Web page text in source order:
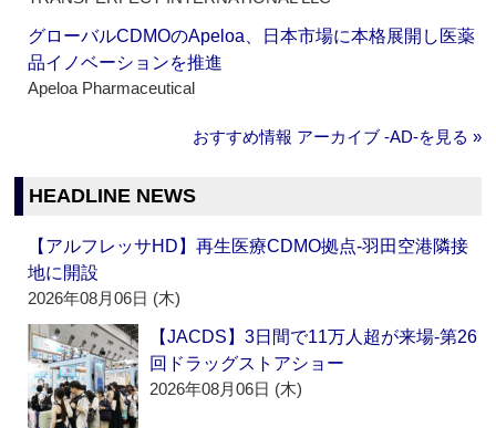
グローバルCDMOのApeloa、日本市場に本格展開し医薬
品イノベーションを推進
Apeloa Pharmaceutical
おすすめ情報 アーカイブ ‐AD‐を見る »
HEADLINE NEWS
【アルフレッサHD】再生医療CDMO拠点‐羽田空港隣接
地に開設
2026年08月06日 (木)
【JACDS】3日間で11万人超が来場‐第26
回ドラッグストアショー
2026年08月06日 (木)